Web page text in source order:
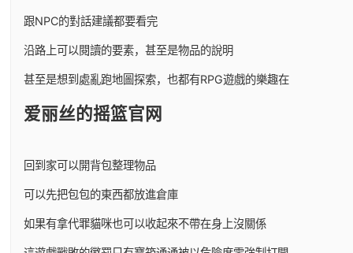
跟NPC的對話建議都要看完
沿路上可以閱讀的要素，甚至是物品的說明
甚至是想到處亂跑地圖探索，也都有RPG遊戲的樂趣在
爱丽丝的摇篮官网
回到家可以開背包整理物品
可以先把包包的東西都放進倉庫
如果有拿代罪貓咪也可以收起來不帶在身上沒關係